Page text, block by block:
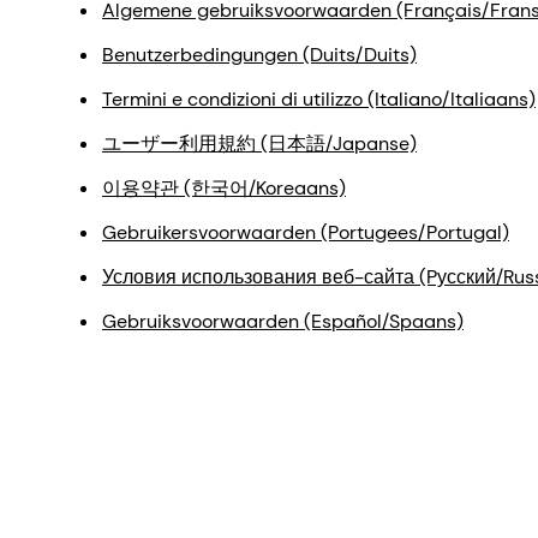
Algemene gebruiksvoorwaarden (Français/
Benutzerbedingungen (Duits/Duits)
Termini e condizioni di utilizzo (Italiano/Italiaans)
ユーザー利用規約 (日本語/Japanse)
이용약관 (한국어/Koreaans)
Gebruikersvoorwaarden (Portugees/Portugal)
Условия использования веб-сайта (Pусский/
Gebruiksvoorwaarden (Español/Spaans)